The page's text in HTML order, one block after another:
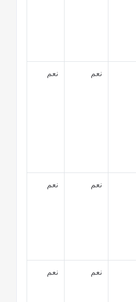
نعم نعم
نعم نعم
نعم نعم